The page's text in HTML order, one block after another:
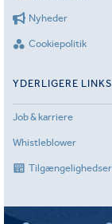
Nyheder
Cookiepolitik
YDERLIGERE LINKS
Job & karriere
Whistleblower